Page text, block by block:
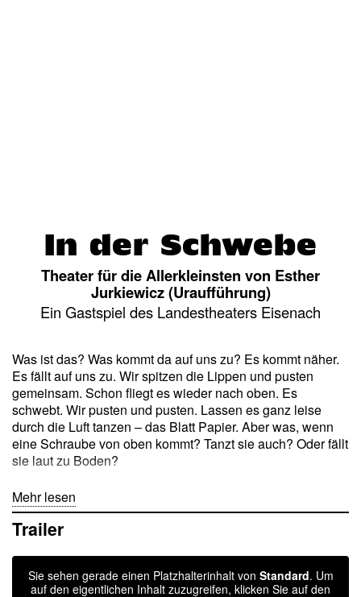
In der Schwebe
Theater für die Allerkleinsten von Esther
Jurkiewicz (Uraufführung)
Ein Gastspiel des Landestheaters Eisenach
Was ist das? Was kommt da auf uns zu? Es kommt näher.
Es fällt auf uns zu. Wir spitzen die Lippen und pusten
gemeinsam. Schon fliegt es wieder nach oben. Es
schwebt. Wir pusten und pusten. Lassen es ganz leise
durch die Luft tanzen – das Blatt Papier. Aber was, wenn
eine Schraube von oben kommt? Tanzt sie auch? Oder fällt
sie laut zu Boden?
In dieser Inszenierung, für alle ab zwei Jahren, entdecken
zwei Schauspieler*innen und ein Musiker die Kräfte in der
Luft – aber auch die Kraft, die alles zu Boden bringt: die
anschließend auch die Allerkleinsten die Spielfläche
erobern und selbst die Schwerkraft erproben.
Mehr lesen
Trailer
Sie sehen gerade einen Platzhalterinhalt von Standard. Um
auf den eigentlichen Inhalt zuzugreifen, klicken Sie auf den